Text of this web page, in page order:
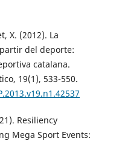
X. (2012). La
del deporte:
catalana.
19(1), 533-550.
Resiliency
Mega Sport Events: